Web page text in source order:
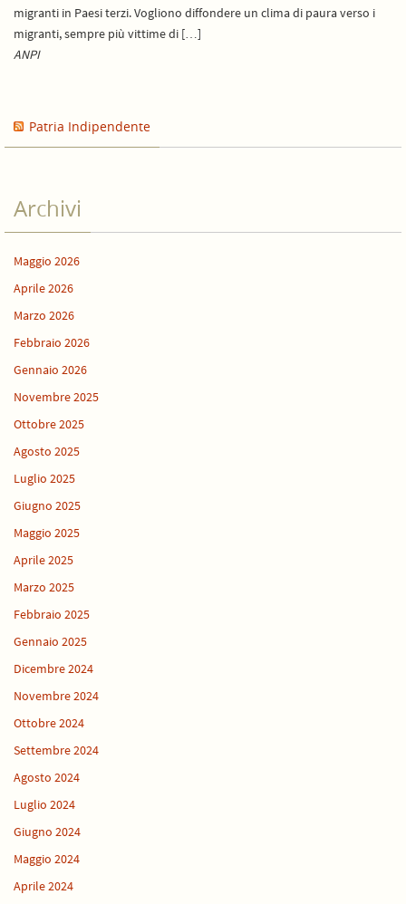
migranti in Paesi terzi. Vogliono diffondere un clima di paura verso i
migranti, sempre più vittime di […]
ANPI
Patria Indipendente
Archivi
Maggio 2026
Aprile 2026
Marzo 2026
Febbraio 2026
Gennaio 2026
Novembre 2025
Ottobre 2025
Agosto 2025
Luglio 2025
Giugno 2025
Maggio 2025
Aprile 2025
Marzo 2025
Febbraio 2025
Gennaio 2025
Dicembre 2024
Novembre 2024
Ottobre 2024
Settembre 2024
Agosto 2024
Luglio 2024
Giugno 2024
Maggio 2024
Aprile 2024